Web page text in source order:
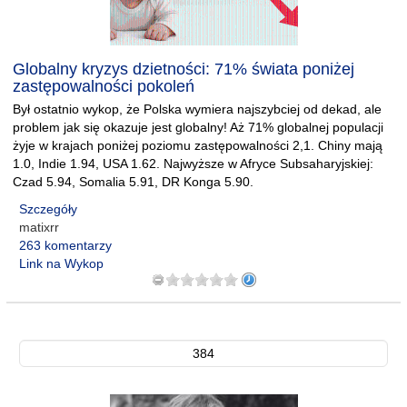
Globalny kryzys dzietności: 71% świata poniżej
zastępowalności pokoleń
Był ostatnio wykop, że Polska wymiera najszybciej od dekad, ale
problem jak się okazuje jest globalny! Aż 71% globalnej populacji
żyje w krajach poniżej poziomu zastępowalności 2,1. Chiny mają
1.0, Indie 1.94, USA 1.62. Najwyższe w Afryce Subsaharyjskiej:
Czad 5.94, Somalia 5.91, DR Konga 5.90.
Szczegóły
matixrr
263 komentarzy
Link na Wykop
384